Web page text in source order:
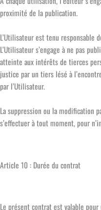
proximité de la publication.
L’Utilisateur est tenu responsable
L’Utilisateur s’engage à ne pas
atteinte aux intérêts de tierces
justice par un tiers lésé à
par l’Utilisateur.
La suppression ou la modification
s’effectuer à tout moment, pour
Article 10 : Durée du contrat
Le présent contrat est valable